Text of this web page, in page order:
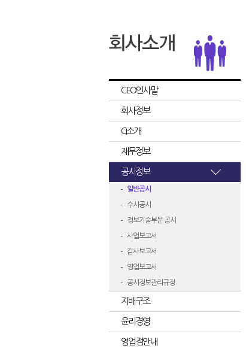
CEO인사말
회사정보
CI소개
재무정보
공시정보
일반공시
수시공시
정보기술부문 공시
사업보고서
감사보고서
영업보고서
공시정보관리규정
지배구조
윤리경영
영업점안내